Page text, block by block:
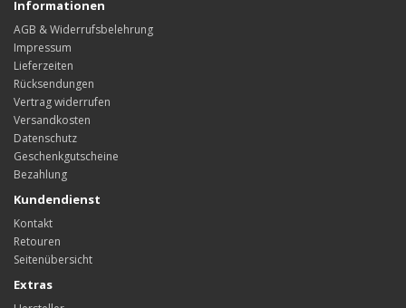
Informationen
AGB & Widerrufsbelehrung
Impressum
Lieferzeiten
Rücksendungen
Vertrag widerrufen
Versandkosten
Datenschutz
Geschenkgutscheine
Bezahlung
Kundendienst
Kontakt
Retouren
Seitenübersicht
Extras